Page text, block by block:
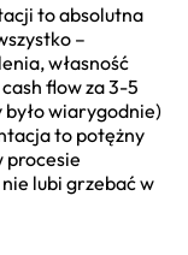
to absolutna
–
własność
flow za 3-5
było wiarygodnie)
to potężny
procesie
lubi grzebać w